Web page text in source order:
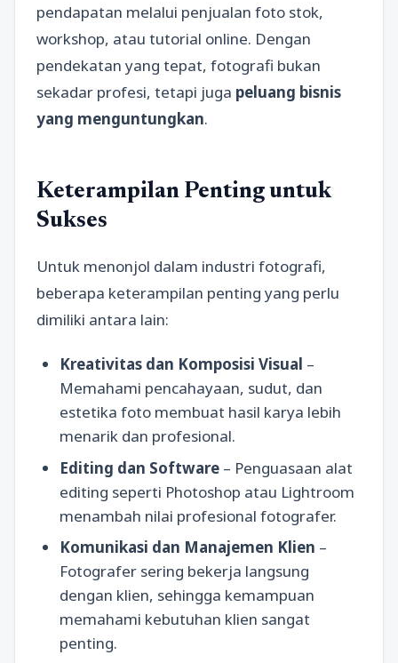
pendapatan melalui penjualan foto stok,
workshop, atau tutorial online. Dengan
pendekatan yang tepat, fotografi bukan
sekadar profesi, tetapi juga peluang bisnis
yang menguntungkan.
Keterampilan Penting untuk
Sukses
Untuk menonjol dalam industri fotografi,
beberapa keterampilan penting yang perlu
dimiliki antara lain:
Kreativitas dan Komposisi Visual –
Memahami pencahayaan, sudut, dan
estetika foto membuat hasil karya lebih
menarik dan profesional.
Editing dan Software– Penguasaan alat
editing seperti Photoshop atau Lightroom
menambah nilai profesional fotografer.
Komunikasi dan Manajemen Klien –
Fotografer sering bekerja langsung
dengan klien, sehingga kemampuan
memahami kebutuhan klien sangat
penting.